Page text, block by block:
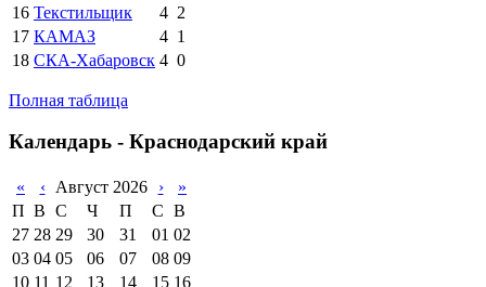
16 Текстильщик 4 2
17 КАМАЗ 4 1
18 СКА-Хабаровск 4 0
Полная таблица
Календарь - Краснодарский край
« ‹ Август 2026 ›
»
П В С Ч П С В
27 28 29 30 31 01 02
03 04 05 06 07 08 09
10 11 12 13 14 15 16